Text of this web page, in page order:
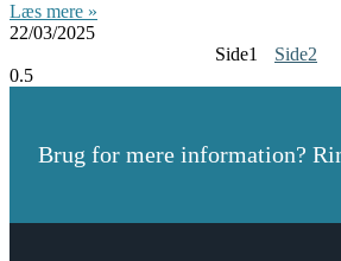
Læs mere »
22/03/2025
Side1 Side2
Brug for mere information?